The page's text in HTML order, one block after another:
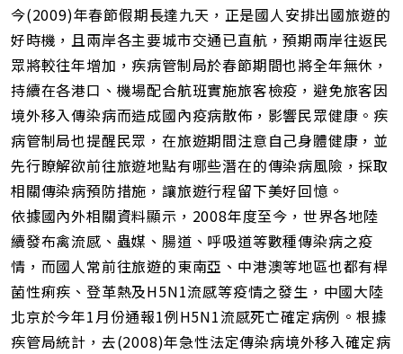
短
網
址
頁
今(2009)年春節假期長達九天，正是國人安排出國旅遊的
好時機，且兩岸各主要城市交通已直航，預期兩岸往返民
眾將較往年增加，疾病管制局於春節期間也將全年無休，
持續在各港口、機場配合航班實施旅客檢疫，避免旅客因
境外移入傳染病而造成國內疫病散佈，影響民眾健康。疾
病管制局也提醒民眾，在旅遊期間注意自己身體健康，並
先行瞭解欲前往旅遊地點有哪些潛在的傳染病風險，採取
相關傳染病預防措施，讓旅遊行程留下美好回憶。
依據國內外相關資料顯示，2008年度至今，世界各地陸
續發布禽流感、蟲媒、腸道、呼吸道等數種傳染病之疫
情，而國人常前往旅遊的東南亞、中港澳等地區也都有桿
菌性痢疾、登革熱及H5N1流感等疫情之發生，中國大陸
北京於今年1月份通報1例H5N1流感死亡確定病例。根據
疾管局統計，去(2008)年急性法定傳染病境外移入確定病